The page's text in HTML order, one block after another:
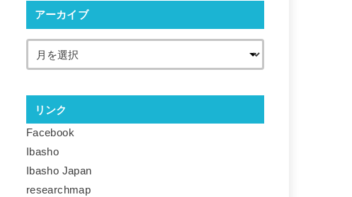
アーカイブ
リンク
Facebook
Ibasho
Ibasho Japan
researchmap